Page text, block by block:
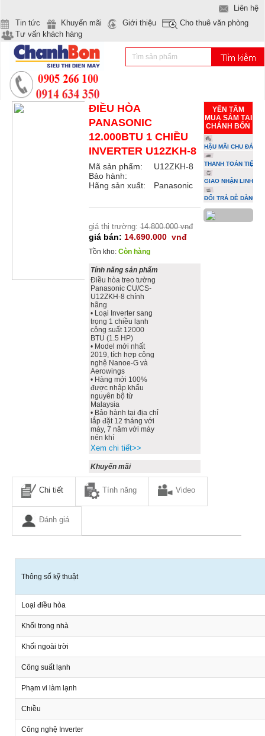
Liên hệ
Tin tức
Khuyến mãi Giới thiệu
Cho thuê văn phòng
Tư vấn khách hàng
ĐIỀU HÒA
PANASONIC
12.000BTU 1 CHIỀU
INVERTER U12ZKH-8
Mã sản phẩm:
U12ZKH-8
Bảo hành:
Hãng sản xuất:
Panasonic
giá thị trường:14.800.000 vnđ
giá bán: 14.690.000 vnđ
Tồn kho: Còn hàng
Tính năng sản phẩm
Điều hòa treo tường
Panasonic CU/CS-
U12ZKH-8 chính
hãng
• Loại Inverter sang
trọng 1 chiều lạnh
công suất 12000
BTU (1.5 HP)
• Model mới nhất
2019, tích hợp công
nghệ Nanoe-G và
Aerowings
• Hàng mới 100%
được nhập khẩu
nguyên bộ từ
Malaysia
• Bảo hành tại địa chỉ
lắp đặt 12 tháng với
máy, 7 năm với máy
nén khí
Xem chi tiết>>
Khuyến mãi
YÊN TÂM
MUA SẮM TẠI
CHÁNH BỔN
HẬU MÃI CHU ĐÁO
THANH TOÁN TIỆN
GIAO NHẬN LINH
ĐỔI TRẢ DỄ DÀNG
Chi tiết Tính năng Video
Đánh giá
Thông số kỹ thuật
Loại điều hòa
Khối trong nhà
Khối ngoài trời
Công suất lạnh
Phạm vi làm lạnh
Chiều
Công nghệ Inverter